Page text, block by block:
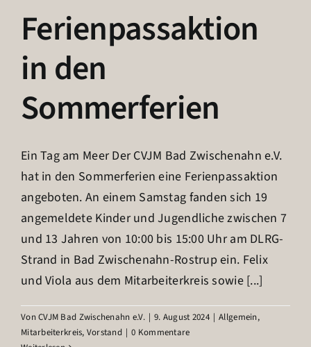
Ferienpassaktion
in den
Sommerferien
Ein Tag am Meer Der CVJM Bad Zwischenahn e.V.
hat in den Sommerferien eine Ferienpassaktion
angeboten. An einem Samstag fanden sich 19
angemeldete Kinder und Jugendliche zwischen 7
und 13 Jahren von 10:00 bis 15:00 Uhr am DLRG-
Strand in Bad Zwischenahn-Rostrup ein. Felix
und Viola aus dem Mitarbeiterkreis sowie [...]
VonCVJM Bad Zwischenahn e.V. | 9. August 2024 | Allgemein,
Mitarbeiterkreis, Vorstand | 0 Kommentare